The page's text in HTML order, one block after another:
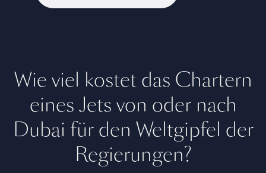
Wie viel kostet das Chartern
eines Jets von oder nach
Dubai für den Weltgipfel der
Regierungen?